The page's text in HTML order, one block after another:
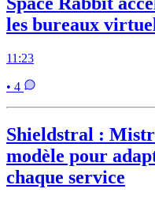
les bureaux
11:23
• 4
Shieldstral :
modèle pour
chaque service